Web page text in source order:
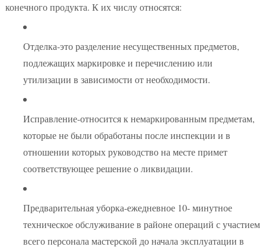
конечного продукта. К их числу относятся:
Отделка-это разделение несущественных предметов,
подлежащих маркировке и перечислению или
утилизации в зависимости от необходимости.
Исправление-относится к немаркированным предметам,
которые не были обработаны после инспекции и в
отношении которых руководство на месте примет
соответствующее решение о ликвидации.
Предварительная уборка-ежедневное 10- минутное
техническое обслуживание в районе операций с участием
всего персонала мастерской до начала эксплуатации в